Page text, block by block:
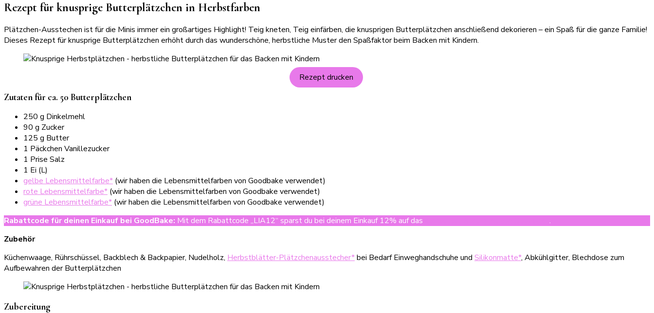
Rezept für knusprige Butterplätzchen in Herbstfarben
Plätzchen-Ausstechen ist für die Minis immer ein großartiges Highlight! Teig kneten, Teig einfärben, die knusprigen Butterplätzchen anschließend dekorieren – ein Spaß für die ganze Familie!
Dieses Rezept für knusprige Butterplätzchen erhöht durch das wunderschöne, herbstliche Muster den Spaßfaktor beim Backen mit Kindern.
Rezept drucken
Zutaten für ca. 50 Butterplätzchen
250 g Dinkelmehl
90 g Zucker
125 g Butter
1 Päckchen Vanillezucker
1 Prise Salz
1 Ei (L)
gelbe Lebensmittelfarbe* (wir haben die Lebensmittelfarben von Goodbake verwendet)
rote Lebensmittelfarbe* (wir haben die Lebensmittelfarben von Goodbake verwendet)
grüne Lebensmittelfarbe* (wir haben die Lebensmittelfarben von Goodbake verwendet)
Rabattcode für deinen Einkauf bei GoodBake: Mit dem Rabattcode „LIA12“ sparst du bei deinem Einkauf 12% auf das
.
Zubehör
Küchenwaage, Rührschüssel, Backblech & Backpapier, Nudelholz, Herbstblätter-Plätzchenausstecher*bei Bedarf Einweghandschuhe und Silikonmatte*, Abkühlgitter, Blechdose zum
Aufbewahren der Butterplätzchen
Zubereitung